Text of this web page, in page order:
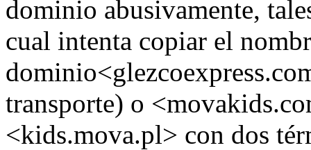
dominio abusivamente,
cual intenta copiar el
transporte) o
<kids.mova.pl> con dos